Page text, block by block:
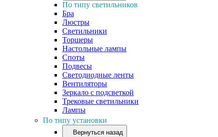
По типу светильников
Бра
Люстры
Светильники
Торшеры
Настольные лампы
Споты
Подвесы
Светодиодные ленты
Вентиляторы
Зеркало с подсветкой
Трековые светильники
Лампы
По типу установки
Вернуться назад